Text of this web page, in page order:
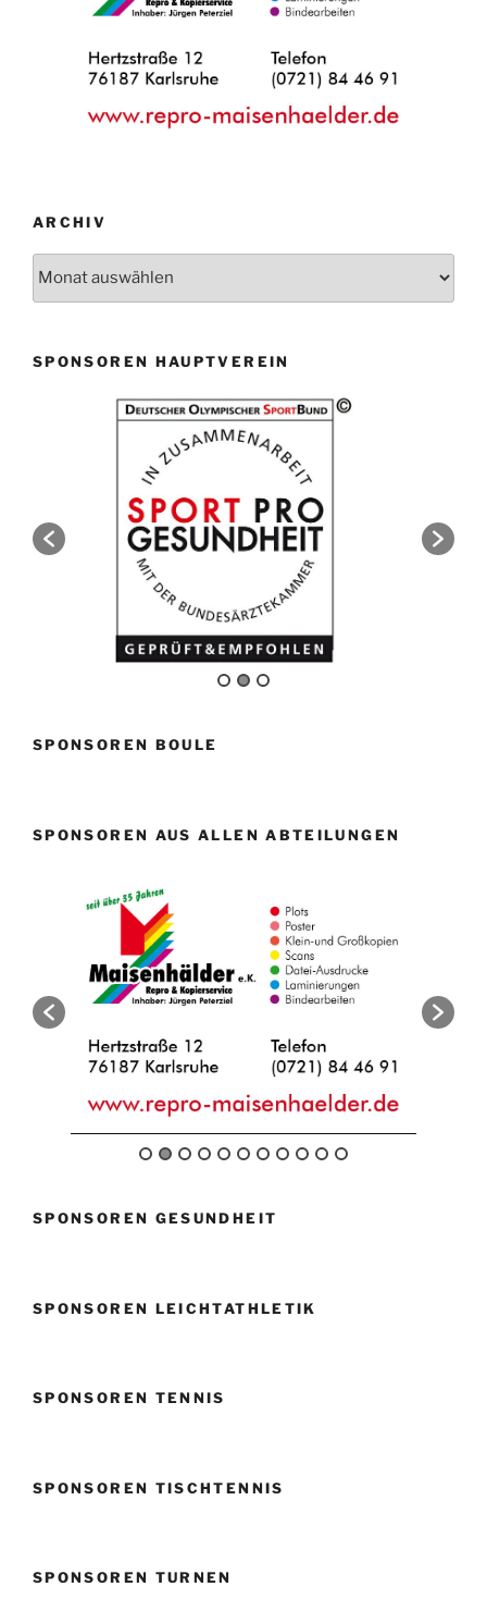
ARCHIV
SPONSOREN HAUPTVEREIN
SPONSOREN BOULE
SPONSOREN AUS ALLEN ABTEILUNGEN
SPONSOREN GESUNDHEIT
SPONSOREN LEICHTATHLETIK
SPONSOREN TENNIS
SPONSOREN TISCHTENNIS
SPONSOREN TURNEN